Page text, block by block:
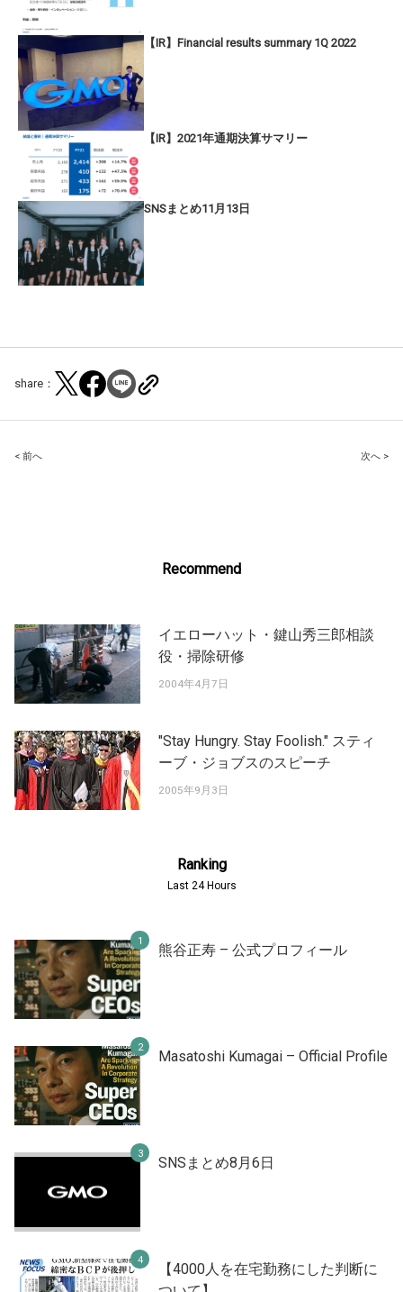
【IR】Financial results summary 1Q 2022
【IR】2021年通期決算サマリー
SNSまとめ11月13日
share：
Post
< 前へ 次へ >
Recommend
イエローハット・鍵山秀三郎相談
役・掃除研修
2004年4月7日
"Stay Hungry. Stay Foolish." スティ
ーブ・ジョブスのスピーチ
2005年9月3日
Ranking
Last 24 Hours
熊谷正寿 – 公式プロフィール
Masatoshi Kumagai – Official Profile
SNSまとめ8月6日
【4000人を在宅勤務にした判断に